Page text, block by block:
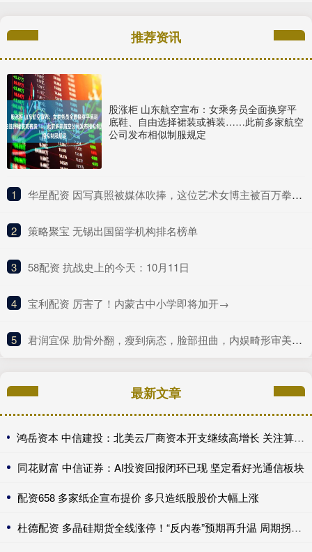
推荐资讯
股涨柜 山东航空宣布：女乘务员全面换穿平
底鞋、自由选择裙装或裤装……此前多家航空
公司发布相似制服规定
1 ​华星配资 因写真照被媒体吹捧，这位艺术女博主被百万拳迷称为UFC传奇？
2 ​策略聚宝 无锡出国留学机构排名榜单
3 ​58配资 抗战史上的今天：10月11日
4 ​宝利配资 厉害了！内蒙古中小学即将加开→
5 ​君润宜保 肋骨外翻，瘦到病态，脸部扭曲，内娱畸形审美什么时候是个头
最新文章
鸿岳资本 中信建投：北美云厂商资本开支继续高增长 关注算力超跌与高股息标的
同花财富 中信证券：AI投资回报闭环已现 坚定看好光通信板块
配资658 多家纸企宣布提价 多只造纸股股价大幅上涨
杜德配资 多晶硅期货全线涨停！“反内卷”预期再升温 周期拐点来了？